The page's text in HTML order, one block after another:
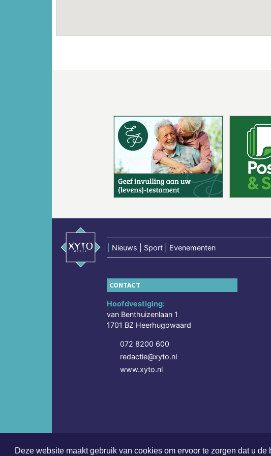
Deze website maakt gebruik van cookies om ervoor te zorgen dat u
Nieuws | Sport | Evenementen
CONTACT
Hoofdvestiging:
van Benthuizenlaan 1
1701 BZ Heerhugowaard
072 8200 600
redactie@xyto.nl
www.xyto.nl